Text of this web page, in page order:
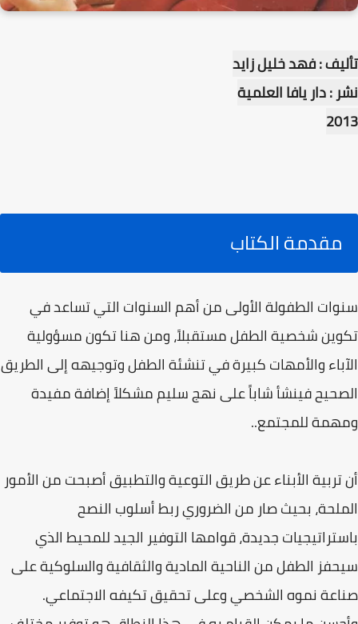
تأليف : فهد خليل زايد
نشر : دار يافا العلمية
2013
مقدمة الكتاب
سنوات الطفولة الأولى من أهم السنوات التي تساعد في
تكوين شخصية الطفل مستقبلاً، ومن هنا تكون مسؤولية
الآباء والأمهات كبيرة في تنشئة الطفل وتوجيهه إلى الطريق
الصحيح فينشأ شاباً على نهج سليم مشكلاً إضافة مفيدة
ومهمة للمجتمع..
أن تربية الأبناء عن طريق التوعية والتطبيق أصبحت من الأمور
الملحة، بحيث صار من الضروري ربط أسلوب النصح
باستراتيجيات جديدة، قوامها التوفير الجيد للمحيط الذي
سيحفز الطفل من الناحية المادية والثقافية والسلوكية على
صناعة نموه الشخصي وعلى تحقيق تكيفه الاجتماعي.